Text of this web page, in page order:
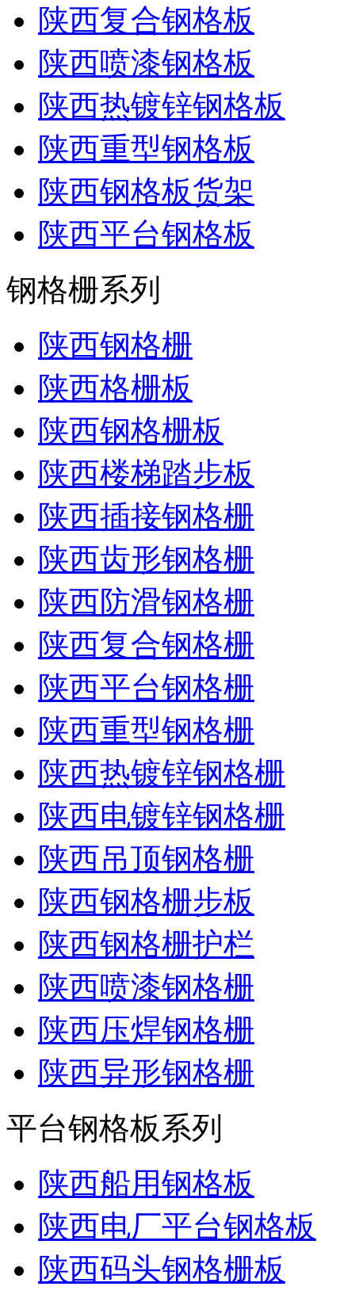
陕西复合钢格板
陕西喷漆钢格板
陕西热镀锌钢格板
陕西重型钢格板
陕西钢格板货架
陕西平台钢格板
钢格栅系列
陕西钢格栅
陕西格栅板
陕西钢格栅板
陕西楼梯踏步板
陕西插接钢格栅
陕西齿形钢格栅
陕西防滑钢格栅
陕西复合钢格栅
陕西平台钢格栅
陕西重型钢格栅
陕西热镀锌钢格栅
陕西电镀锌钢格栅
陕西吊顶钢格栅
陕西钢格栅步板
陕西钢格栅护栏
陕西喷漆钢格栅
陕西压焊钢格栅
陕西异形钢格栅
平台钢格板系列
陕西船用钢格板
陕西电厂平台钢格板
陕西码头钢格栅板